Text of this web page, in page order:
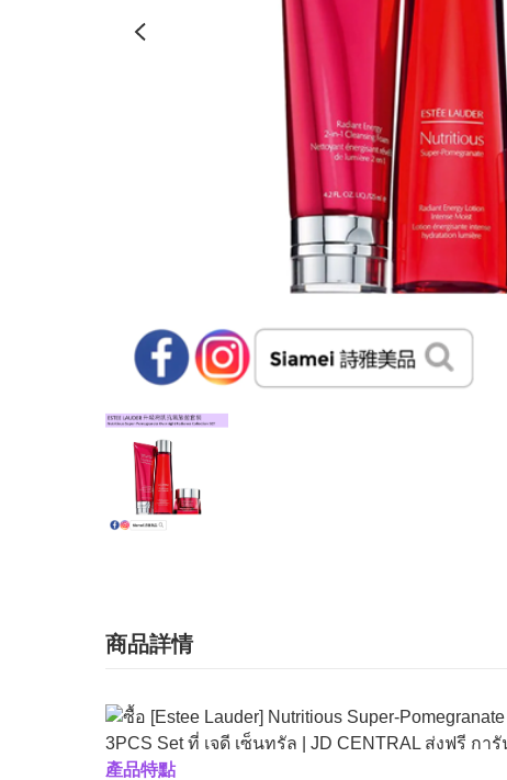
商品詳情
產品特點